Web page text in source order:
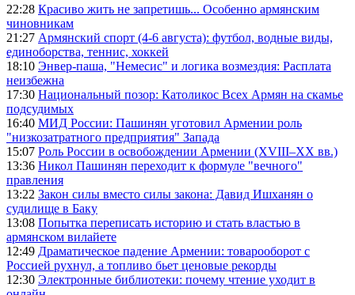
22:28 Красиво жить не запретишь... Особенно армянским
чиновникам
21:27 Армянский спорт (4-6 августа): футбол, водные виды,
единоборства, теннис, хоккей
18:10 Энвер-паша, "Немесис" и логика возмездия: Расплата
неизбежна
17:30 Национальный позор: Католикос Всех Армян на скамье
подсудимых
16:40 МИД России: Пашинян уготовил Армении роль
"низкозатратного предприятия" Запада
15:07 Роль России в освобождении Армении (XVIII–XX вв.)
13:36 Никол Пашинян переходит к формуле "вечного"
правления
13:22 Закон силы вместо силы закона: Давид Ишханян о
судилище в Баку
13:08 Попытка переписать историю и стать властью в
армянском вилайете
12:49 Драматическое падение Армении: товарооборот с
Россией рухнул, а топливо бьет ценовые рекорды
12:30 Электронные библиотеки: почему чтение уходит в